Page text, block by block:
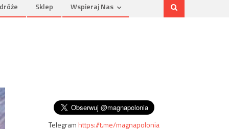
Sklep Wspieraj Nas
Telegramhttps://t.me/magnapolonia